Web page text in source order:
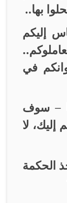
بها..
إليكم
في
– سوف
إليك، لا
الحكمة